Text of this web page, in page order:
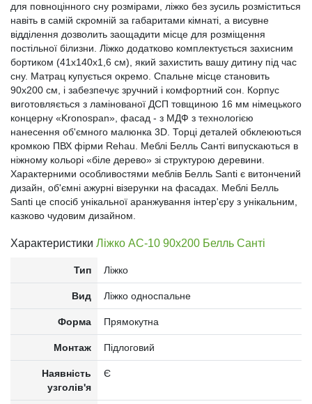
для повноцінного сну розмірами, ліжко без зусиль розміститься
навіть в самій скромній за габаритами кімнаті, а висувне
відділення дозволить заощадити місце для розміщення
постільної білизни. Ліжко додатково комплектується захисним
бортиком (41x140х1,6 см), який захистить вашу дитину під час
сну. Матрац купується окремо. Спальне місце становить
90х200 см, і забезпечує зручний і комфортний сон. Корпус
виготовляється з ламінованої ДСП товщиною 16 мм німецького
концерну «Kronospan», фасад - з МДФ з технологією
нанесення об'ємного малюнка 3D. Торці деталей обклеюються
кромкою ПВХ фірми Rehau. Меблі Белль Санті випускаються в
ніжному кольорі «біле дерево» зі структурою деревини.
Характерними особливостями меблів Белль Santi є витончений
дизайн, об'ємні ажурні візерунки на фасадах. Меблі Белль
Santi це спосіб унікальної аранжування інтер'єру з унікальним,
казково чудовим дизайном.
Характеристики Ліжко АС-10 90x200 Белль Санті
Тип Ліжко
Вид Ліжко односпальне
Форма Прямокутна
Монтаж Підлоговий
Наявність
узголів'я
Є